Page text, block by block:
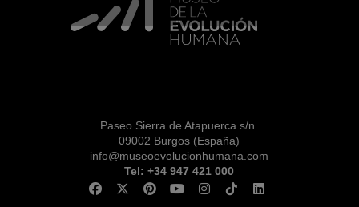
Paseo Sierra de Atapuerca s/n.
09002 Burgos (España)
info@museoevolucionhumana.com
Tel: +34 947 421 000